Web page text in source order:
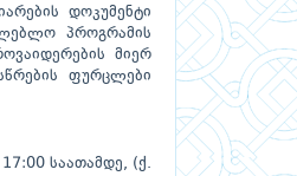
დოკუმენტი
პროგრამის
მიერ
ფურცლები
საათამდე, (ქ.